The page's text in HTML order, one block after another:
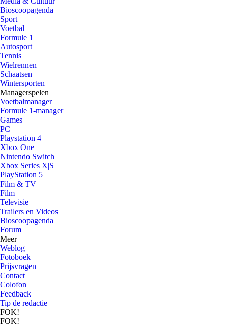
Bioscoopagenda
Sport
Voetbal
Formule 1
Autosport
Tennis
Wielrennen
Schaatsen
Wintersporten
Managerspelen
Voetbalmanager
Formule 1-manager
Games
PC
Playstation 4
Xbox One
Nintendo Switch
Xbox Series X|S
PlayStation 5
Film & TV
Film
Televisie
Trailers en Videos
Bioscoopagenda
Forum
Meer
Weblog
Fotoboek
Prijsvragen
Contact
Colofon
Feedback
Tip de redactie
FOK!
FOK!